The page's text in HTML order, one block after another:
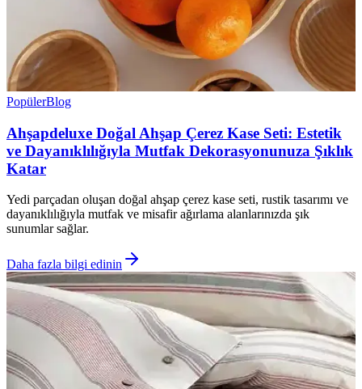
PopülerBlog
Ahşapdeluxe Doğal Ahşap Çerez Kase Seti: Estetik
ve Dayanıklılığıyla Mutfak Dekorasyonunuza Şıklık
Katar
Yedi parçadan oluşan doğal ahşap çerez kase seti, rustik tasarımı ve
dayanıklılığıyla mutfak ve misafir ağırlama alanlarınızda şık
sunumlar sağlar.
Daha fazla bilgi edinin